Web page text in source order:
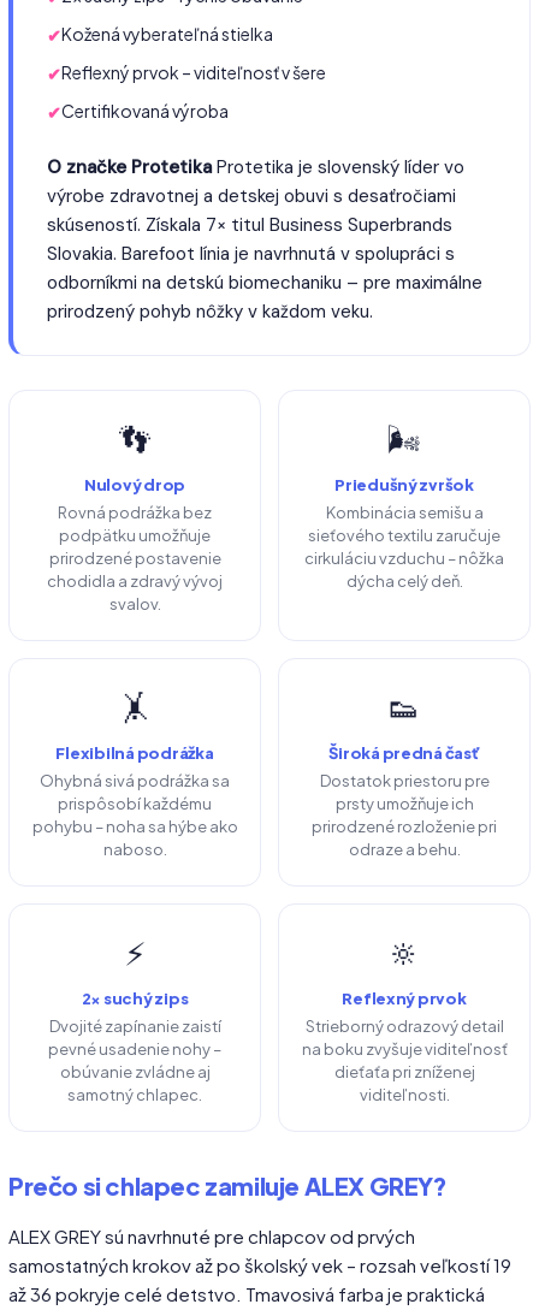
Kožená vyberateľná stielka
Reflexný prvok – viditeľnosť v šere
Certifikovaná výroba
O značke ProtetikaProtetika je slovenský líder vo
výrobe zdravotnej a detskej obuvi s desaťročiami
skúseností. Získala 7× titul Business Superbrands
Slovakia. Barefoot línia je navrhnutá v spolupráci s
odborníkmi na detskú biomechaniku – pre maximálne
prirodzený pohyb nôžky v každom veku.
👣
Nulový drop
Rovná podrážka bez
podpätku umožňuje
prirodzené postavenie
chodidla a zdravý vývoj
svalov.
🌬️
Priedušný zvršok
Kombinácia semišu a
sieťového textilu zaručuje
cirkuláciu vzduchu – nôžka
dýcha celý deň.
🤸
Flexibilná podrážka
Ohybná sivá podrážka sa
prispôsobí každému
pohybu – noha sa hýbe ako
naboso.
👟
Široká predná časť
Dostatok priestoru pre
prsty umožňuje ich
prirodzené rozloženie pri
odraze a behu.
⚡
2× suchý zips
Dvojité zapínanie zaistí
pevné usadenie nohy –
obúvanie zvládne aj
samotný chlapec.
🔆
Reflexný prvok
Strieborný odrazový detail
na boku zvyšuje viditeľnosť
dieťaťa pri zníženej
viditeľnosti.
Prečo si chlapec zamiluje ALEX GREY?
ALEX GREY sú navrhnuté pre chlapcov od prvých
samostatných krokov až po školský vek – rozsah veľkostí 19
až 36 pokryje celé detstvo. Tmavosivá farba je praktická